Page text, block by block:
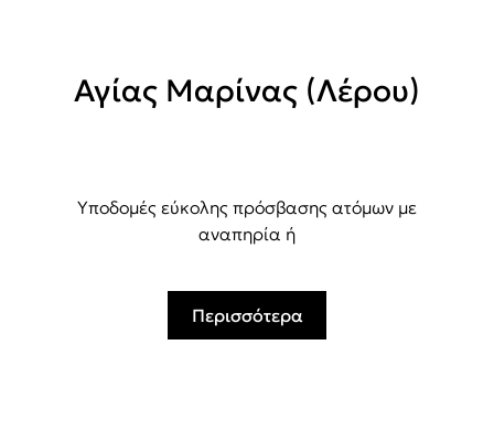
Αγίας Μαρίνας (Λέρου)
Υποδομές εύκολης πρόσβασης ατόμων με
αναπηρία ή
Περισσότερα